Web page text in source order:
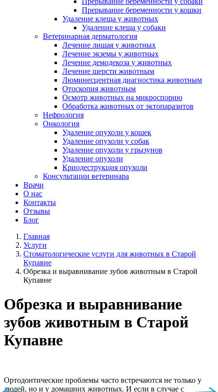
Прерывание беременности у кошки
Удаление клеща у животных
Удаление клеща у собаки
Ветеринарная дерматология
Лечение лишая у животных
Лечение экземы у животных
Лечение демодекоза у животных
Лечение шерсти животным
Люминесцентная диагностика животным
Отоскопия животным
Осмотр животных на микроспорию
Обработка животных от эктопаразитов
Нефрология
Онкология
Удаление опухоли у кошек
Удаление опухоли у собак
Удаление опухоли у грызунов
Удаление опухоли
Криодеструкция опухоли
Консультации ветеринара
Врачи
О нас
Контакты
Отзывы
Блог
Главная
Услуги
Стоматологические услуги для животных в Старой
Купавне
Обрезка и выравнивание зубов животным в Старой
Купавне
Обрезка и выравнивание
зубов животным в Старой
Купавне
Ортодонтические проблемы часто встречаются не только у
людей, но и у домашних животных. И если в случае с